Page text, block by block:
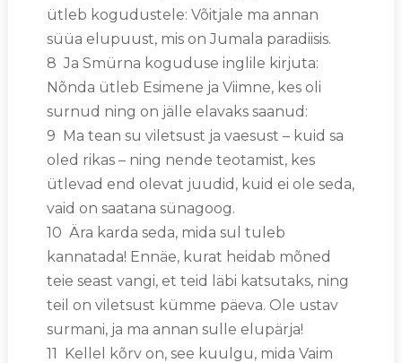
ütleb kogudustele: Võitjale ma annan
süüa elupuust, mis on Jumala paradiisis.
8 Ja Smürna koguduse inglile kirjuta:
Nõnda ütleb Esimene ja Viimne, kes oli
surnud ning on jälle elavaks saanud:
9 Ma tean su viletsust ja vaesust – kuid sa
oled rikas – ning nende teotamist, kes
ütlevad end olevat juudid, kuid ei ole seda,
vaid on saatana sünagoog.
10 Ära karda seda, mida sul tuleb
kannatada! Ennäe, kurat heidab mõned
teie seast vangi, et teid läbi katsutaks, ning
teil on viletsust kümme päeva. Ole ustav
surmani, ja ma annan sulle elupärja!
11 Kellel kõrv on, see kuulgu, mida Vaim